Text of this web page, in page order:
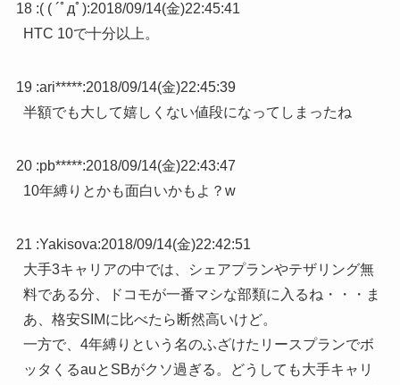
18 :( ( ´ﾟдﾟ):2018/09/14(金)22:45:41
HTC 10で十分以上。
19 :ari*****:2018/09/14(金)22:45:39
半額でも大して嬉しくない値段になってしまったね
20 :pb*****:2018/09/14(金)22:43:47
10年縛りとかも面白いかもよ？w
21 :Yakisova:2018/09/14(金)22:42:51
大手3キャリアの中では、シェアプランやテザリング無
料である分、ドコモが一番マシな部類に入るね・・・ま
あ、格安SIMに比べたら断然高いけど。
一方で、4年縛りという名のふざけたリースプランでボ
ッタくるauとSBがクソ過ぎる。どうしても大手キャリ